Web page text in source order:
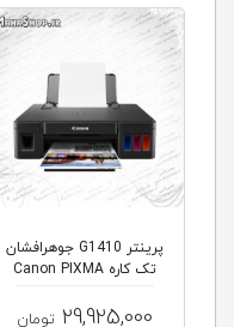
پرینتر G1410 جوهرافشان
تک کاره Canon PIXMA
29,925,000 تومان